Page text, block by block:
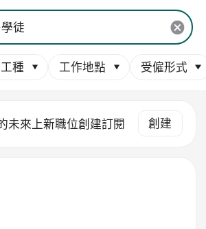
工種 工作地點 受僱形式
未來上新職位創建訂閱 創建